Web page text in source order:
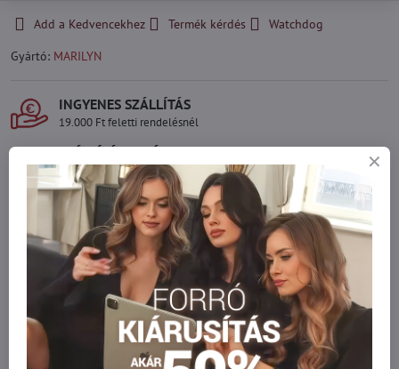
Add a Kedvencekhez Termék kérdés
Watchdog
Gyártó: MARILYN
INGYENES SZÁLLÍTÁS
19.000 Ft feletti rendelésnél
SZÁLLÍTÁS FUTÁRRAL
Gyors és olcsó szállítás
ÁRUK RAKTÁRON
Azonnal szállítjuk
Legyen az everlady része
Csatlakozzon az everlady közösségéhez, és élvezzeaz 5%
klubelőnyt
minden vásárlásnál.
Az előny automatikusan érvényesül a kosárban.
BIZTONSÁGOS FIZETÉS
Garantáltan biztonságos online fizetés